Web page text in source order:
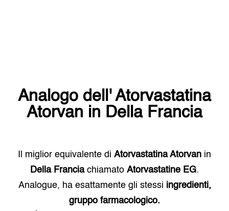
Analogo dell'Atorvastatina
Atorvan in Della Francia
Il miglior equivalente di Atorvastatina Atorvan in
Della Franciachiamato Atorvastatine EG.
Analogue, ha esattamente gli stessi ingredienti,
gruppo farmacologico.